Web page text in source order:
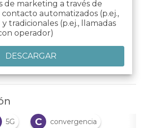
de marketing a través de
automatizados (p.ej.,
y tradicionales (p.ej., llamadas
operador)
5G C convergencia